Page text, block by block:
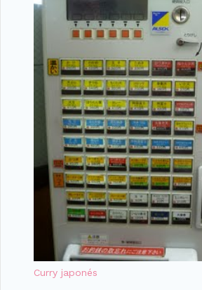
Curry japonés